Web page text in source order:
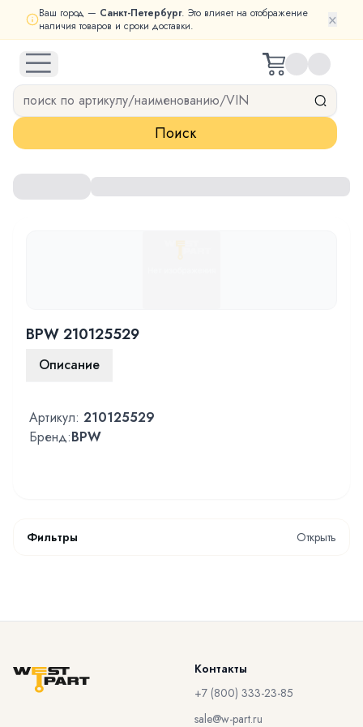
Ваш город — Санкт-Петербург. Это влияет на отображение
наличия товаров и сроки доставки.
×
open navigation menu
Поиск
BPW 210125529
Описание
Артикул: 210125529
Бренд:BPW
Фильтры Открыть
Контакты
+7 (800) 333-23-85
sale@w-part.ru